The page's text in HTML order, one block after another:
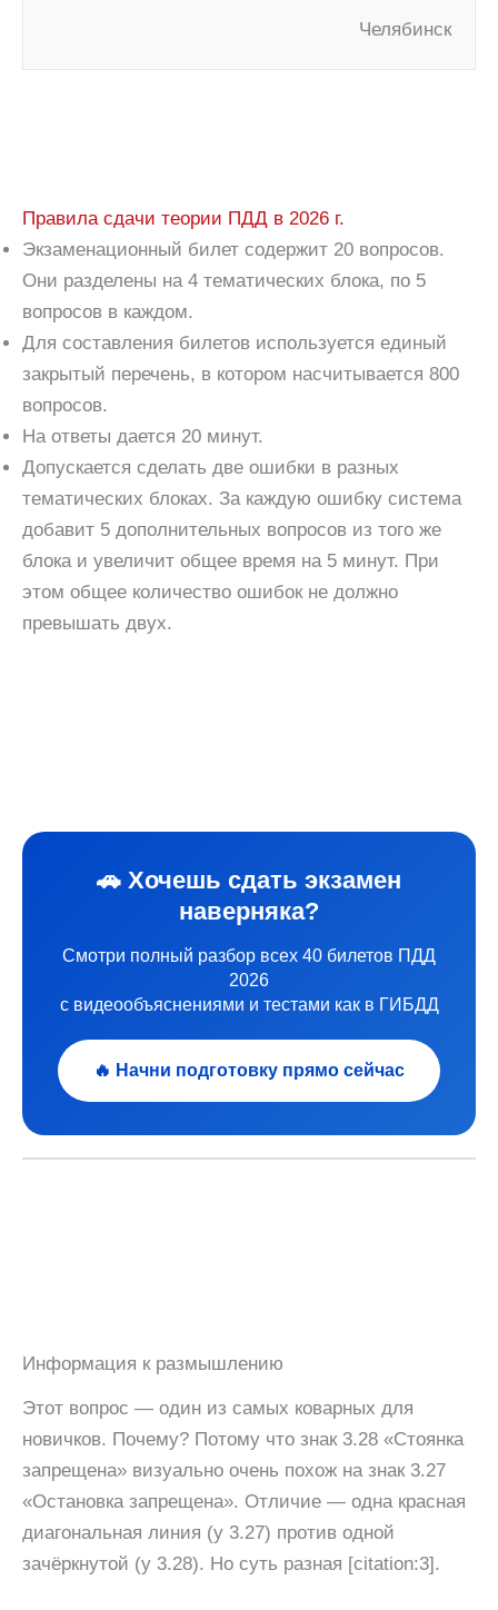
Челябинск
Правила сдачи теории ПДД в 2026 г.
Экзаменационный билет содержит 20 вопросов.
Они разделены на 4 тематических блока, по 5
вопросов в каждом.
Для составления билетов используется единый
закрытый перечень, в котором насчитывается 800
вопросов.
На ответы дается 20 минут.
Допускается сделать две ошибки в разных
тематических блоках. За каждую ошибку система
добавит 5 дополнительных вопросов из того же
блока и увеличит общее время на 5 минут. При
этом общее количество ошибок не должно
превышать двух.
🚗 Хочешь сдать экзамен
наверняка?
Смотри полный разбор всех 40 билетов ПДД
2026
с видеообъяснениями и тестами как в ГИБДД
🔥 Начни подготовку прямо сейчас
Информация к размышлению
Этот вопрос — один из самых коварных для
новичков. Почему? Потому что знак 3.28 «Стоянка
запрещена» визуально очень похож на знак 3.27
«Остановка запрещена». Отличие — одна красная
диагональная линия (у 3.27) против одной
зачёркнутой (у 3.28). Но суть разная [citation:3].